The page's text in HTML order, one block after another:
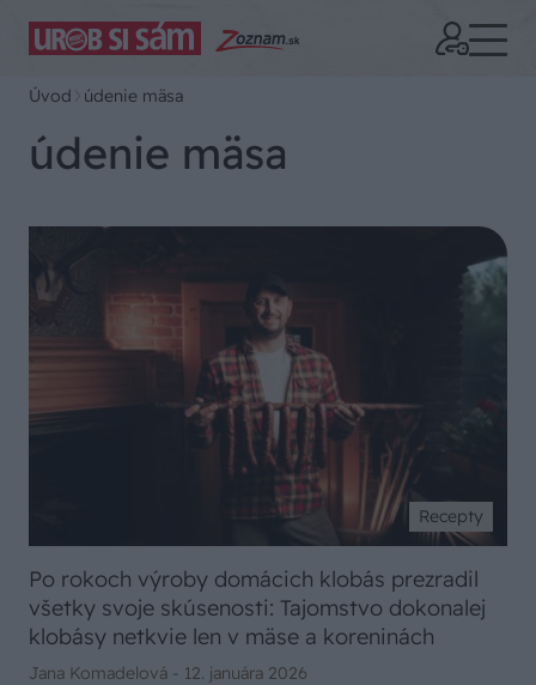
Úvod údenie mäsa
údenie mäsa
Recepty
Po rokoch výroby domácich klobás prezradil
všetky svoje skúsenosti: Tajomstvo dokonalej
klobásy netkvie len v mäse a koreninách
Jana Komadelová - 12. januára 2026